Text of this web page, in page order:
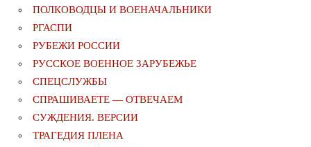
ПОЛКОВОДЦЫ И ВОЕНАЧАЛЬНИКИ
РГАСПИ
РУБЕЖИ РОССИИ
РУССКОЕ ВОЕННОЕ ЗАРУБЕЖЬЕ
СПЕЦСЛУЖБЫ
СПРАШИВАЕТЕ — ОТВЕЧАЕМ
СУЖДЕНИЯ. ВЕРСИИ
ТРАГЕДИЯ ПЛЕНА